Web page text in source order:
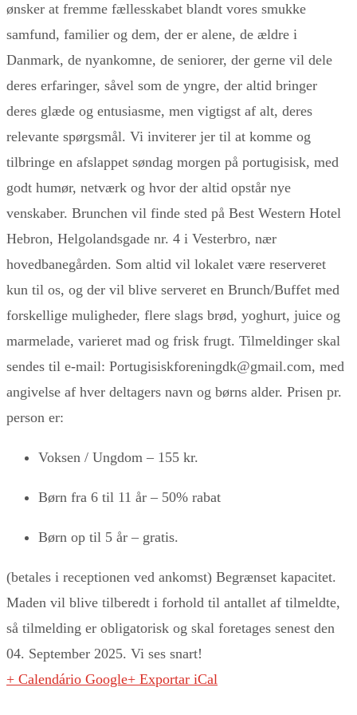
ønsker at fremme fællesskabet blandt vores smukke
samfund, familier og dem, der er alene, de ældre i
Danmark, de nyankomne, de seniorer, der gerne vil dele
deres erfaringer, såvel som de yngre, der altid bringer
deres glæde og entusiasme, men vigtigst af alt, deres
relevante spørgsmål. Vi inviterer jer til at komme og
tilbringe en afslappet søndag morgen på portugisisk, med
godt humør, netværk og hvor der altid opstår nye
venskaber. Brunchen vil finde sted på Best Western Hotel
Hebron, Helgolandsgade nr. 4 i Vesterbro, nær
hovedbanegården. Som altid vil lokalet være reserveret
kun til os, og der vil blive serveret en Brunch/Buffet med
forskellige muligheder, flere slags brød, yoghurt, juice og
marmelade, varieret mad og frisk frugt. Tilmeldinger skal
sendes til e-mail: Portugisiskforeningdk@gmail.com, med
angivelse af hver deltagers navn og børns alder. Prisen pr.
person er:
Voksen / Ungdom – 155 kr.
Børn fra 6 til 11 år – 50% rabat
Børn op til 5 år – gratis.
(betales i receptionen ved ankomst) Begrænset kapacitet.
Maden vil blive tilberedt i forhold til antallet af tilmeldte,
så tilmelding er obligatorisk og skal foretages senest den
04. September 2025. Vi ses snart!
+ Calendário Google+ Exportar iCal